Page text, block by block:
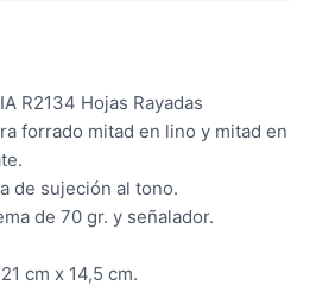
R2134 Hojas Rayadas
forrado mitad en lino y mitad en
de sujeción al tono.
de 70 gr. y señalador.
cm x 14,5 cm.